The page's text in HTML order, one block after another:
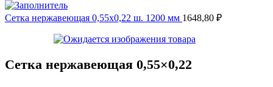
Сетка нержавеющая 0,55x0,22 ш. 1200 мм 1648,80 ₽
Сетка нержавеющая 0,55×0,22